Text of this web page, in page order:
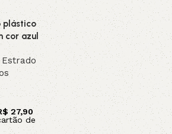
plástico
cor azul
Estrado
27,90
de